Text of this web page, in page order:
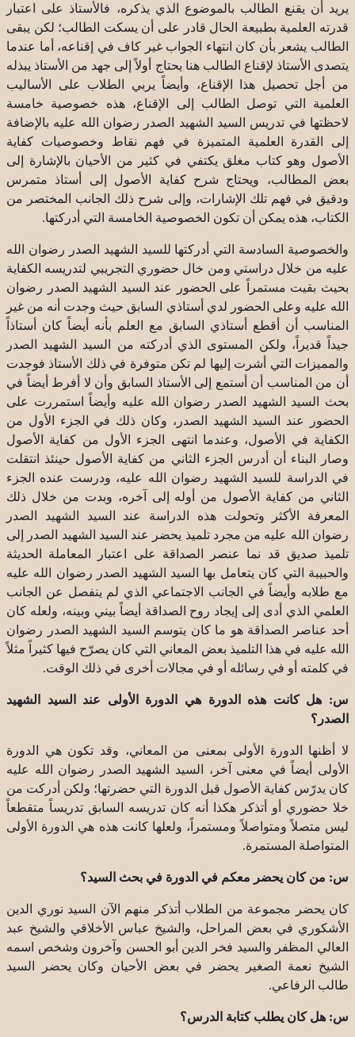
يريد أن يقنع الطالب بالموضوع الذي يذكره، فالأستاذ على اعتبار
قدرته العلمية بطبيعة الحال قادر على أن يسكت الطالب؛ لكن يبقى
الطالب يشعر بأن كان انتهاء الجواب غير كاف في إقناعه، أما عندما
يتصدى الأستاذ لإقناع الطالب هنا يحتاج أولاً إلى جهد من الأستاذ يبذله
من أجل تحصيل هذا الإقناع، وأيضاً يربي الطلاب على الأساليب
العلمية التي توصل الطالب إلى الإقناع، هذه خصوصية خامسة
لاحظتها في تدريس السيد الشهيد الصدر رضوان الله عليه بالإضافة
إلى القدرة العلمية المتميزة في فهم نقاط وخصوصيات كفاية
الأصول وهو كتاب مغلق يكتفي في كثير من الأحيان بالإشارة إلى
بعض المطالب، ويحتاج شرح كفاية الأصول إلى أستاذ متمرس
ودقيق في فهم تلك الإشارات، وإلى شرح ذلك الجانب المختصر من
الكتاب، هذه يمكن أن تكون الخصوصية الخامسة التي أدركتها.
والخصوصية السادسة التي أدركتها للسيد الشهيد الصدر رضوان الله
عليه من خلال دراستي ومن خال حضوري التجريبي لتدريسه الكفاية
بحيث بقيت مستمراً على الحضور عند السيد الشهيد الصدر رضوان
الله عليه وعلى الحضور لدي أستاذي السابق حيث وجدت أنه من غير
المناسب أن أقطع أستاذي السابق مع العلم بأنه أيضاً كان أستاذاً
جيداً قديراً، ولكن المستوى الذي أدركته من السيد الشهيد الصدر
والمميزات التي أشرت إليها لم تكن متوفرة في ذلك الأستاذ فوجدت
أن من المناسب أن أستمع إلى الأستاذ السابق وأن لا أفرط أيضاً في
بحث السيد الشهيد الصدر رضوان الله عليه وأيضاً استمررت على
الحضور عند السيد الشهيد الصدر، وكان ذلك في الجزء الأول من
الكفاية في الأصول، وعندما انتهى الجزء الأول من كفاية الأصول
وصار البناء أن أدرس الجزء الثاني من كفاية الأصول حينئذ انتقلت
في الدراسة للسيد الشهيد رضوان الله عليه، ودرست عنده الجزء
الثاني من كفاية الأصول من أوله إلى آخره، وبدت من خلال ذلك
المعرفة الأكثر وتحولت هذه الدراسة عند السيد الشهيد الصدر
رضوان الله عليه من مجرد تلميذ يحضر عند السيد الشهيد الصدر إلى
تلميذ صديق قد نما عنصر الصداقة على اعتبار المعاملة الحديثة
والحبيبة التي كان يتعامل بها السيد الشهيد الصدر رضوان الله عليه
مع طلابه وأيضاً في الجانب الاجتماعي الذي لم ينفصل عن الجانب
العلمي الذي أدى إلى إيجاد روح الصداقة أيضاً بيني وبينه، ولعله كان
أحد عناصر الصداقة هو ما كان يتوسم السيد الشهيد الصدر رضوان
الله عليه في هذا التلميذ بعض المعاني التي كان يصرّح فيها كثيراً مثلاً
في كلمته أو في رسائله أو في مجالات أخرى في ذلك الوقت.
س: هل كانت هذه الدورة هي الدورة الأولى عند السيد الشهيد
الصدر؟
لا أظنها الدورة الأولى بمعنى من المعاني، وقد تكون هي الدورة
الأولى أيضاً في معنى آخر، السيد الشهيد الصدر رضوان الله عليه
كان يدرّس كفاية الأصول قبل الدورة التي حضرتها؛ ولكن أدركت من
خلا حضوري أو أتذكر هكذا أنه كان تدريسه السابق تدريساً متقطعاً
ليس متصلاً ومتواصلاً ومستمراً، ولعلها كانت هذه هي الدورة الأولى
المتواصلة المستمرة.
س: من كان يحضر معكم في الدورة في بحث السيد؟
كان يحضر مجموعة من الطلاب أتذكر منهم الآن السيد نوري الدين
الأشكوري في بعض المراحل، والشيخ عباس الأخلاقي والشيخ عبد
العالي المظفر والسيد فخر الدين أبو الحسن وآخرون وشخص اسمه
الشيخ نعمة الصغير يحضر في بعض الأحيان وكان يحضر السيد
طالب الرفاعي.
س: هل كان يطلب كتابة الدرس؟